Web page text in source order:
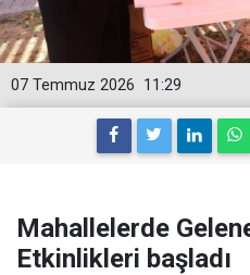
11:29
07 Temmuz 2026
Mahallelerde
Etkinlikleri başladı